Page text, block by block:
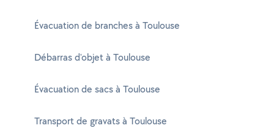
Évacuation de branches à Toulouse
Débarras d'objet à Toulouse
Évacuation de sacs à Toulouse
Transport de gravats à Toulouse